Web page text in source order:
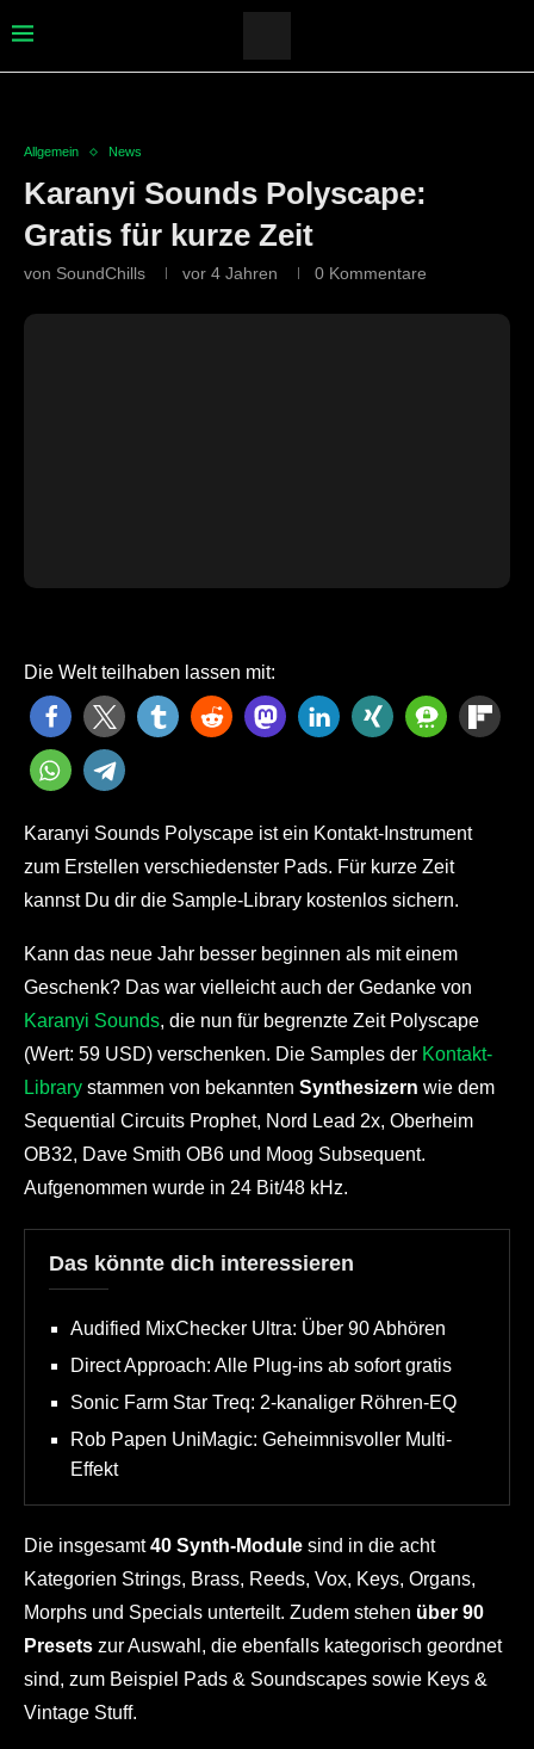
Allgemein News
Karanyi Sounds Polyscape:
Gratis für kurze Zeit
von SoundChills vor 4 Jahren 0 Kommentare
Die Welt teilhaben lassen mit:
Karanyi Sounds Polyscape ist ein Kontakt-Instrument
zum Erstellen verschiedenster Pads. Für kurze Zeit
kannst Du dir die Sample-Library kostenlos sichern.
Kann das neue Jahr besser beginnen als mit einem
Geschenk? Das war vielleicht auch der Gedanke von
Karanyi Sounds, die nun für begrenzte Zeit Polyscape
(Wert: 59 USD) verschenken. Die Samples der Kontakt-
Library stammen von bekannten Synthesizern wie dem
Sequential Circuits Prophet, Nord Lead 2x, Oberheim
OB32, Dave Smith OB6 und Moog Subsequent.
Aufgenommen wurde in 24 Bit/48 kHz.
Das könnte dich interessieren
Audified MixChecker Ultra: Über 90 Abhören
Direct Approach: Alle Plug-ins ab sofort gratis
Sonic Farm Star Treq: 2-kanaliger Röhren-EQ
Rob Papen UniMagic: Geheimnisvoller Multi-
Effekt
Die insgesamt40 Synth-Module sind in die acht
Kategorien Strings, Brass, Reeds, Vox, Keys, Organs,
Morphs und Specials unterteilt. Zudem stehen über 90
Presets zur Auswahl, die ebenfalls kategorisch geordnet
sind, zum Beispiel Pads & Soundscapes sowie Keys &
Vintage Stuff.